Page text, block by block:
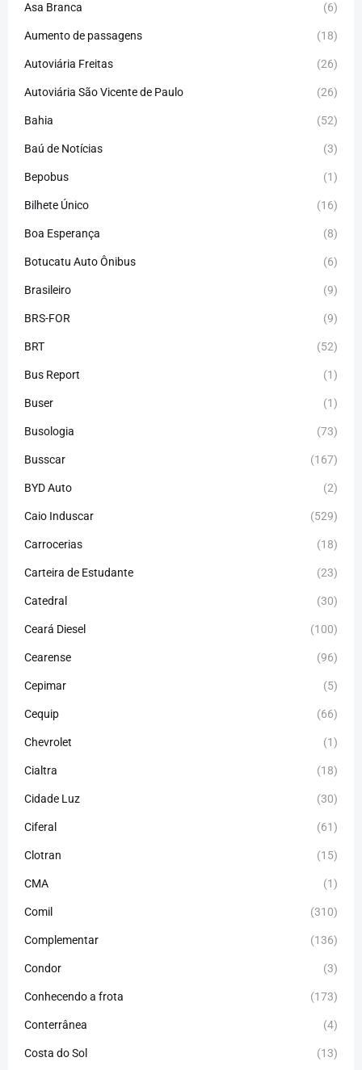
Asa Branca (6)
Aumento de passagens (18)
Autoviária Freitas (26)
Autoviária São Vicente de Paulo (26)
Bahia (52)
Baú de Notícias (3)
Bepobus (1)
Bilhete Único (16)
Boa Esperança (8)
Botucatu Auto Ônibus (6)
Brasileiro (9)
BRS-FOR (9)
BRT (52)
Bus Report (1)
Buser (1)
Busologia (73)
Busscar (167)
BYD Auto (2)
Caio Induscar (529)
Carrocerias (18)
Carteira de Estudante (23)
Catedral (30)
Ceará Diesel (100)
Cearense (96)
Cepimar (5)
Cequip (66)
Chevrolet (1)
Cialtra (18)
Cidade Luz (30)
Ciferal (61)
Clotran (15)
CMA (1)
Comil (310)
Complementar (136)
Condor (3)
Conhecendo a frota (173)
Conterrânea (4)
Costa do Sol (13)